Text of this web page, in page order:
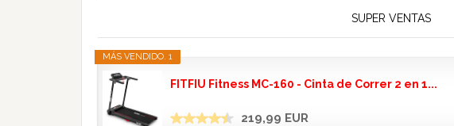
SUPER VENTAS
MÁS VENDIDO. 1
FITFIU Fitness MC-160 - Cinta de Correr 2 en 1...
219,99 EUR